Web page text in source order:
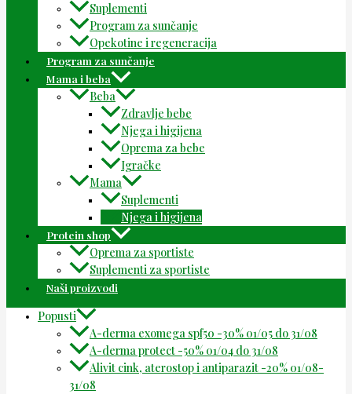
Suplementi
Program za sunčanje
Opekotine i regeneracija
Program za sunčanje
Mama i beba
Beba
Zdravlje bebe
Njega i higijena
Oprema za bebe
Igračke
Mama
Suplementi
Njega i higijena
Protein shop
Oprema za sportiste
Suplementi za sportiste
Naši proizvodi
Popusti
A-derma exomega spf50 -30% 01/05 do 31/08
A-derma protect -50% 01/04 do 31/08
Alivit cink, aterostop i antiparazit -20% 01/08-
31/08